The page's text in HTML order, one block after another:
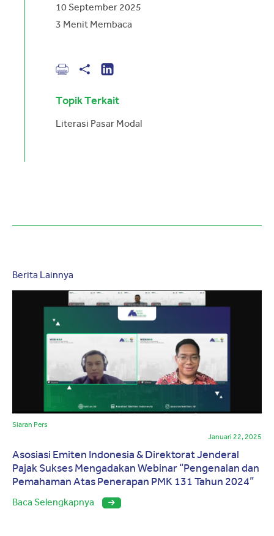
10 September 2025
3 Menit Membaca
Topik Terkait
Literasi Pasar Modal
Berita Lainnya
Siaran Pers
Januari 22, 2025
Asosiasi Emiten Indonesia & Direktorat Jenderal
Pajak Sukses Mengadakan Webinar “Pengenalan dan
Pemahaman Atas Penerapan PMK 131 Tahun 2024”
Baca Selengkapnya